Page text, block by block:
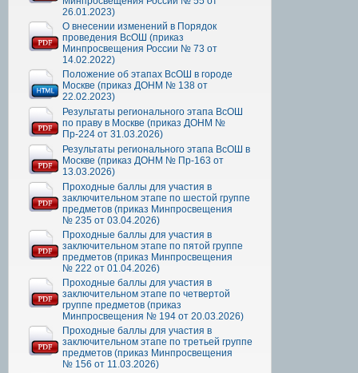
26.01.2023)
О внесении изменений в Порядок
проведения ВсОШ (приказ
Минпросвещения России № 73 от
14.02.2022)
Положение об этапах ВсОШ в городе
Москве (приказ ДОНМ № 138 от
22.02.2023)
Результаты регионального этапа ВсОШ
по праву в Москве (приказ ДОНМ №
Пр-224 от 31.03.2026)
Результаты регионального этапа ВсОШ в
Москве (приказ ДОНМ № Пр-163 от
13.03.2026)
Проходные баллы для участия в
заключительном этапе по шестой группе
предметов (приказ Минпросвещения
№ 235 от 03.04.2026)
Проходные баллы для участия в
заключительном этапе по пятой группе
предметов (приказ Минпросвещения
№ 222 от 01.04.2026)
Проходные баллы для участия в
заключительном этапе по четвертой
группе предметов (приказ
Минпросвещения № 194 от 20.03.2026)
Проходные баллы для участия в
заключительном этапе по третьей группе
предметов (приказ Минпросвещения
№ 156 от 11.03.2026)